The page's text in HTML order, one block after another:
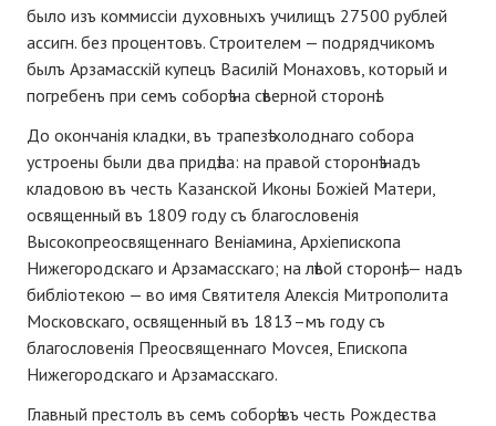
было изъ коммиссіи духовныхъ училищъ 27500 рублей
ассигн. без процентовъ. Строителем — подрядчикомъ
былъ Арзамасскій купецъ Василій Монаховъ, который и
погребенъ при семъ соборѣ на сѣверной сторонѣ.
До окончанія кладки, въ трапезѣ холоднаго собора
устроены были два придѣла: на правой сторонѣ надъ
кладовою въ честь Казанской Иконы Божіей Матери,
освященный въ 1809 году съ благословенія
Высокопреосвященнаго Веніамина, Архіепископа
Нижегородскаго и Арзамасскаго; на лѣвой сторонѣ, — надъ
библіотекою — во имя Святителя Алексія Митрополита
Московскаго, освященный въ 1813–мъ году съ
благословенія Преосвященнаго Моvсея, Епископа
Нижегородскаго и Арзамасскаго.
Главный престолъ въ семъ соборѣ въ честь Рождества